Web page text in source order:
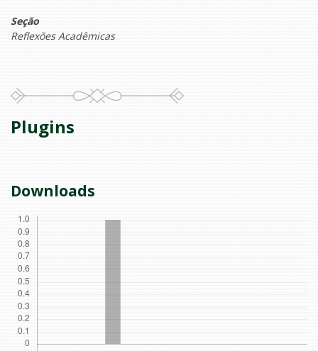
Seção
Reflexões Acadêmicas
Plugins
Downloads